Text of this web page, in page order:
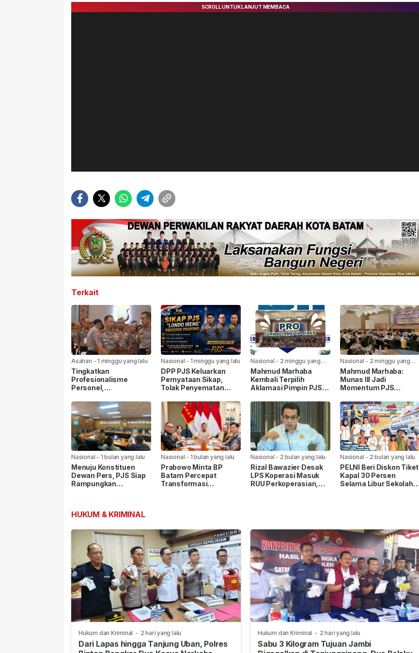
Terkait
Asahan -1 minggu yang lalu
Tingkatkan
Profesionalisme
Personel,
Ikuti Penyuluhan
Hukum di Polda Sumut
Nasional - 1 minggu yang lalu
DPP PJS Keluarkan
Pernyataan Sikap,
Tolak Penyematan
kepada Wartawan
Nasional - 2 minggu yang
lalu
Mahmud Marhaba
Kembali Terpilih
Aklamasi Pimpin PJS
Nasional - 2 minggu yang
lalu
Mahmud Marhaba:
Munas III Jadi
Momentum PJS
Dewan Pers
Nasional - 1 bulan yang lalu
Menuju Konstituen
Dewan Pers, PJS Siap
Rampungkan
Nasional - 1 bulan yang lalu
Prabowo Minta BP
Batam Percepat
Transformasi
Nasional - 2 bulan yang lalu
Rizal Bawazier Desak
LPS Koperasi Masuk
RUU Perkoperasian,
Nasional - 2 bulan yang lalu
PELNI Beri Diskon Tiket
Kapal 30 Persen
Selama Libur Sekolah
HUKUM & KRIMINAL
Hukum dan Kriminal - 2 hari yang lalu
Dari Lapas hingga Tanjung Uban, Polres
Hukum dan Kriminal - 2 hari yang lalu
Sabu 3 Kilogram Tujuan Jambi